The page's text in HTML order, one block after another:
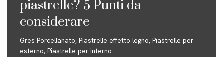
piastrelle? 5 Punti da
considerare
Gres Porcellanato, Piastrelle effetto legno, Piastrelle per
esterno, Piastrelle per interno